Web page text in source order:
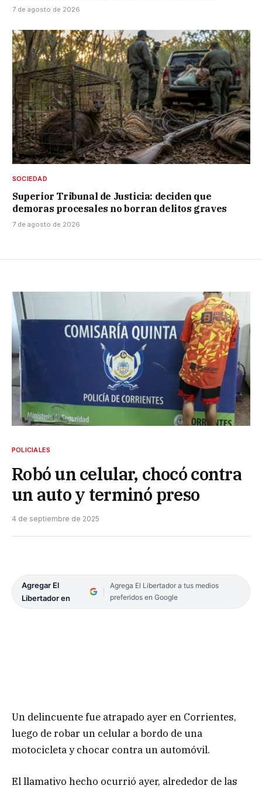
7 de agosto de 2026
SOCIEDAD
Superior Tribunal de Justicia: deciden que
demoras procesales no borran delitos graves
7 de agosto de 2026
POLICIALES
Robó un celular, chocó contra
un auto y terminó preso
4 de septiembre de 2025
Agregar El
Libertador en
Agrega El Libertador a tus medios
preferidos en Google
Un delincuente fue atrapado ayer en Corrientes,
luego de robar un celular a bordo de una
motocicleta y chocar contra un automóvil.
El llamativo hecho ocurrió ayer, alrededor de las